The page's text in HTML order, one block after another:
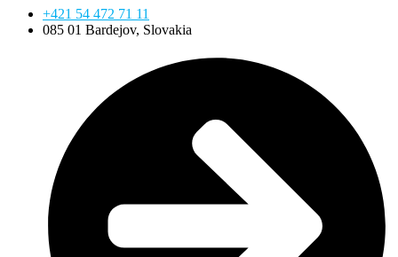
+421 54 472 71 11
085 01 Bardejov, Slovakia